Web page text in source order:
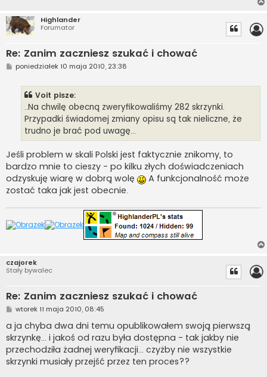
Highlander
Forumator
Re: Zanim zaczniesz szukać i chować
P
o
poniedziałek 10 maja 2010, 23:38
Voit pisze:
..Na chwilę obecną zweryfikowaliśmy 282 skrzynki.
Przypadki świadomej zmiany opisu są tak nieliczne, że
trudno je brać pod uwagę...
Jeśli problem w skali Polski jest faktycznie znikomy, to
bardzo mnie to cieszy - po kilku złych doświadczeniach
odzyskuję wiarę w dobrą wolę
A funkcjonalność może
zostać taka jak jest obecnie.
czajorek
Stały bywalec
Re: Zanim zaczniesz szukać i chować
P
s
t
wtorek 11 maja 2010, 08:45
a ja chyba dwa dni temu opublikowałem swoją pierwszą
skrzynkę... i jakoś od razu była dostępna - tak jakby nie
przechodziła żadnej weryfikacji... czyżby nie wszystkie
skrzynki musiały przejść przez ten proces??